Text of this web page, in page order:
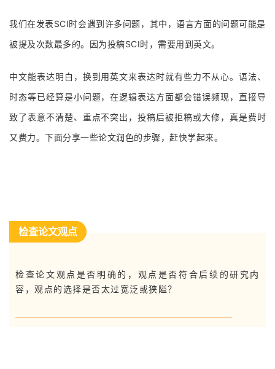
我们在发表SCI时会遇到许多问题，其中，语言方面的问题可能是
被提及次数最多的。因为投稿SCI时，需要用到英文。
中文能表达明白，换到用英文来表达时就有些力不从心。语法、
时态等已经算是小问题，在逻辑表达方面都会错误频现，直接导
致了表意不清楚、重点不突出，投稿后被拒稿或大修，真是费时
又费力。下面分享一些论文润色的步骤，赶快学起来。
检查论文观点
检查论文观点是否明确的，观点是否符合后续的研究内
容，观点的选择是否太过宽泛或狭隘？